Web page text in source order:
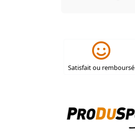
Satisfait ou remboursé